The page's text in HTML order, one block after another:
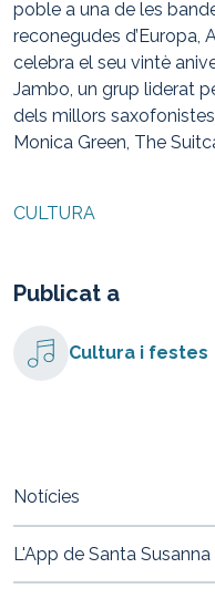
poble a una de les
reconegudes d’Europa,
celebra el seu vintè
Jambo, un grup liderat
dels millors saxofonistes
Monica Green, The
CULTURA
Publicat a
Cultura i festes
Notícies
L'App de Santa Susanna